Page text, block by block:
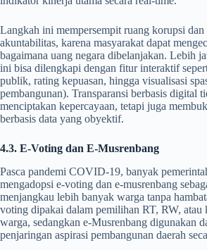
Langkah ini mempersempit ruang korupsi dan
akuntabilitas, karena masyarakat dapat
bagaimana uang negara dibelanjakan. Lebih
ini bisa dilengkapi dengan fitur interaktif
publik, rating kepuasan, hingga visualisasi
pembangunan). Transparansi berbasis digital
menciptakan kepercayaan, tetapi juga
berbasis data yang obyektif.
4.3. E-Voting dan E-Musrenbang
Pasca pandemi COVID-19, banyak
mengadopsi e-voting dan e-musrenbang
menjangkau lebih banyak warga tanpa
voting dipakai dalam pemilihan RT, RW, atau
warga, sedangkan e-Musrenbang digunakan
penjaringan aspirasi pembangunan daerah